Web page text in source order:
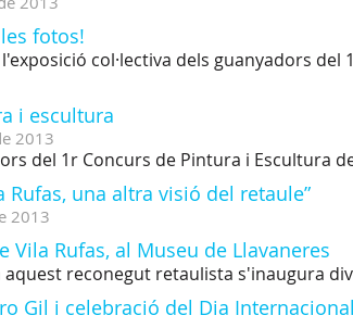
fotos!
col·lectiva dels guanyadors
i escultura
2013
del 1r Concurs de Pintura i Escultura
Rufas, una altra visió del retaule”
2013
Vila Rufas, al Museu de Llavaneres
aquest reconegut retaulista s'inaugura
Gil i celebració del Dia